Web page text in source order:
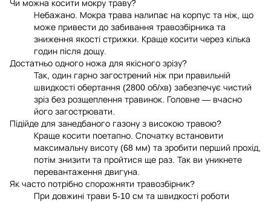
Чи можна косити мокру траву?
Небажано. Мокра трава налипає на корпус та ніж, що
може привести до забивання травозбірника та
зниження якості стрижки. Краще косити через кілька
годин після дощу.
Достатньо одного ножа для якісного зрізу?
Так, один гарно загострений ніж при правильній
швидкості обертання (2800 об/хв) забезпечує чистий
зріз без розщеплення травинок. Головне — вчасно
його загострювати.
Підійде для занедбаного газону з високою травою?
Краще косити поетапно. Спочатку встановити
максимальну висоту (68 мм) та зробити перший прохід,
потім знизити та пройтися ще раз. Так ви уникнете
перевантаження двигуна.
Як часто потрібно спорожняти травозбірник?
При довжині трави 5-10 см та швидкості роботи